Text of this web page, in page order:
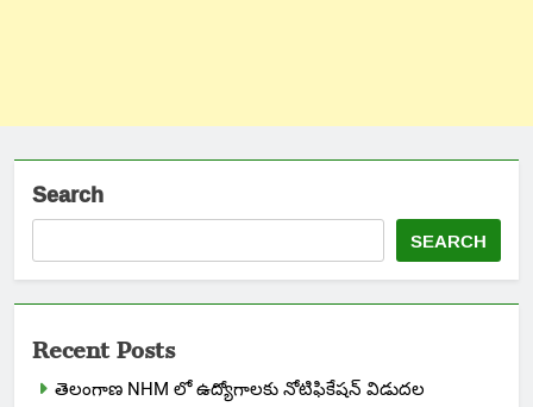
Search
SEARCH
Recent Posts
తెలంగాణ NHM లో ఉద్యోగాలకు నోటిఫికేషన్ విడుదల